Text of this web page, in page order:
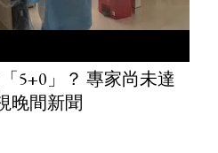
5+0」？ 專家尚未達
晚間新聞